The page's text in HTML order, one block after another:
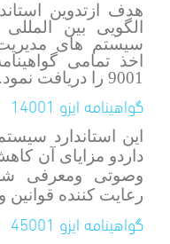
الگویی بین
سیستم های
اخذ تمامی
9001 را دریافت نمود.
گواهینامه ایزو 14001
این استاندارد
داردو مزایای آن
وصوتی ومعرفی
رعایت کننده
گواهینامه ایزو 45001